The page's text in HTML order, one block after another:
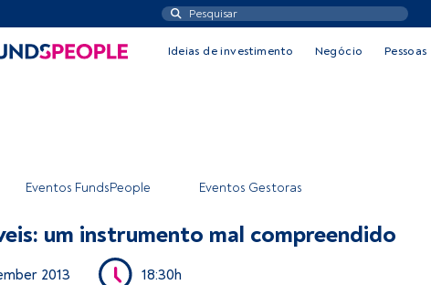
Ideias de investimento Negócio Pessoas
Eventos FundsPeople Eventos Gestoras
um instrumento mal compreendido
2013 18:30h